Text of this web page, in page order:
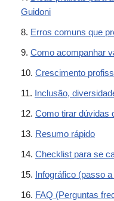
Guidoni
Erros comuns que
Como acompanhar
Crescimento
Inclusão,
Como tirar dúvidas
Resumo rápido
Checklist para se
Infográfico (passo
FAQ (Perguntas